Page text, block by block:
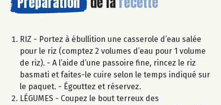
RIZ - Portez à ébullition une casserole d’eau salée
pour le riz (comptez 2 volumes d’eau pour 1 volume
de riz). - A l’aide d’une passoire fine, rincez le riz
basmati et faites-le cuire selon le temps indiqué sur
le paquet. - Égouttez et réservez.
LÉGUMES - Coupez le bout terreux des